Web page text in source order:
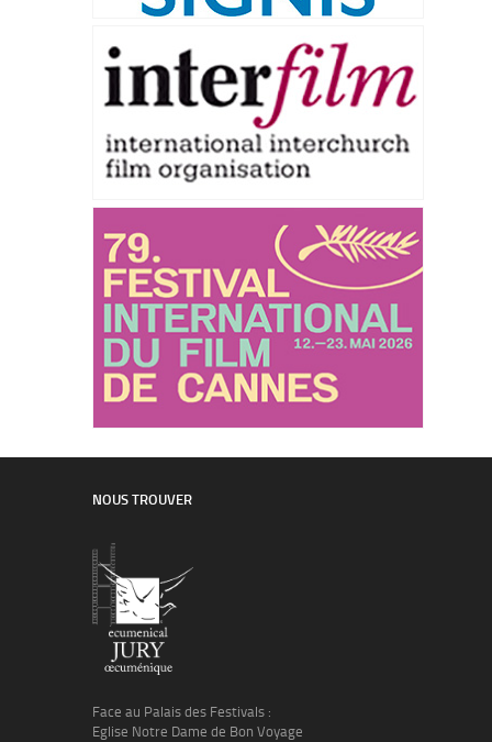
NOUS TROUVER
Face au Palais des Festivals :
Eglise Notre Dame de Bon Voyage